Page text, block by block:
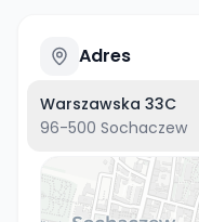
Adres
Warszawska 33C
96-500 Sochaczew